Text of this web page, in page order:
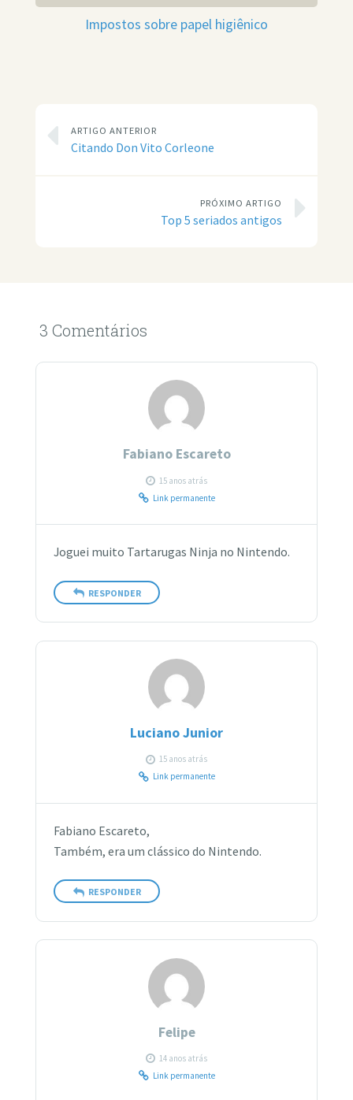
Impostos sobre papel higiênico
ARTIGO ANTERIOR
Citando Don Vito Corleone
PRÓXIMO ARTIGO
Top 5 seriados antigos
3 Comentários
Fabiano Escareto
15 anos atrás
Link permanente
Joguei muito Tartarugas Ninja no Nintendo.
RESPONDER
Luciano Junior
15 anos atrás
Link permanente
Fabiano Escareto,
Também, era um clássico do Nintendo.
RESPONDER
Felipe
14 anos atrás
Link permanente